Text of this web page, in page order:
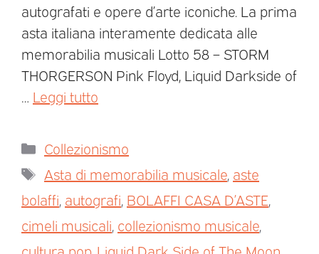
autografati e opere d’arte iconiche. La prima
asta italiana interamente dedicata alle
memorabilia musicali Lotto 58 – STORM
THORGERSON Pink Floyd, Liquid Darkside of
Leggi tutto
Collezionismo
Asta di memorabilia musicale aste
bolaffi autografi BOLAFFI CASA D’ASTE
cimeli musicali collezionismo musicale
cultura pop, Liquid Dark Side of The Moon